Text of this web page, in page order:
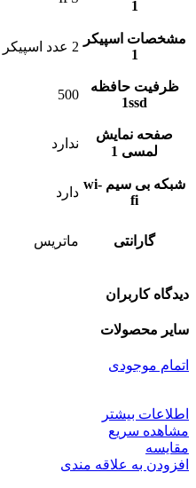
1
مشخصات اسپیکر
1
2 عدد اسپیکر 2.5 وات
ظرفیت حافظه
1ssd
500
صفحه نمایش
لمسی 1
ندارد
شبکه بی سیم wi-
fi
دارد
گارانتی ماتریس
دیدگاه کاربران
سایر محصولات
اتمام موجودی
اطلاعات بیشتر
مشاهده سریع
مقایسه
افزودن به علاقه مندی